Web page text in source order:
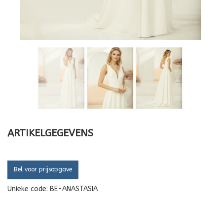
ARTIKELGEGEVENS
Bel voor prijsopgave
Unieke code: BE-ANASTASIA